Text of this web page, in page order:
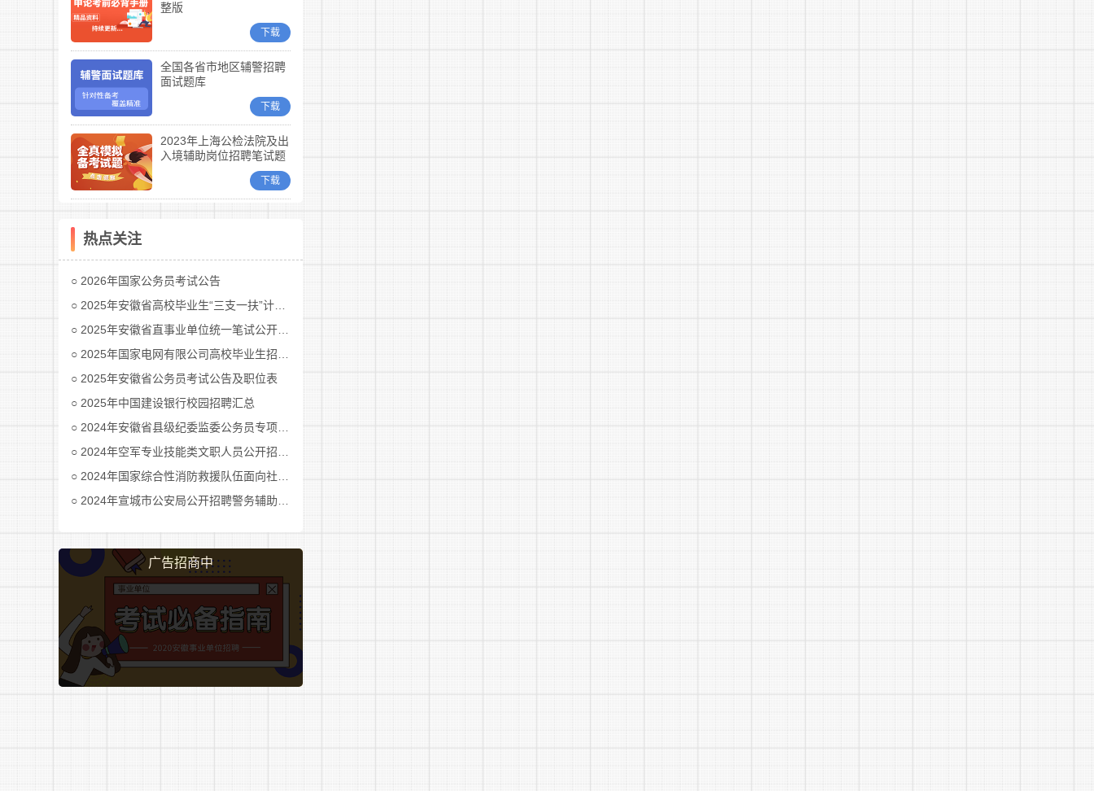
整版
下载
全国各省市地区辅警招聘
面试题库
下载
2023年上海公检法院及出
入境辅助岗位招聘笔试题
下载
热点关注
2026年国家公务员考试公告
2025年安徽省高校毕业生“三支一扶”计划招募公告
2025年安徽省直事业单位统一笔试公开招聘工作人员公告
2025年国家电网有限公司高校毕业生招聘公告(第二批)汇总
2025年安徽省公务员考试公告及职位表
2025年中国建设银行校园招聘汇总
2024年安徽省县级纪委监委公务员专项招考公告及职位表汇总
2024年空军专业技能类文职人员公开招考公告
2024年国家综合性消防救援队伍面向社会招录消防员公告
2024年宣城市公安局公开招聘警务辅助人员公告
广告招商中